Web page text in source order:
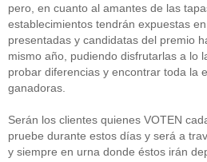
pero, en cuanto al amantes de las
establecimientos tendrán expuestas
presentadas y candidatas del premio
mismo año, pudiendo disfrutarlas a lo
probar diferencias y encontrar toda la
ganadoras.
Serán los clientes quienes VOTEN
pruebe durante estos días y será a
y siempre en urna donde éstos irán